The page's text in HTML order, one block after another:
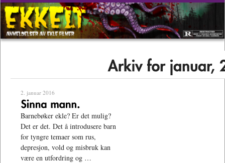
2. januar 2016
Barnebøker ekle? Er det mulig?
Det er det. Det å introdusere barn
for tyngre temaer som rus,
depresjon, vold og misbruk kan
være en utfordring og …